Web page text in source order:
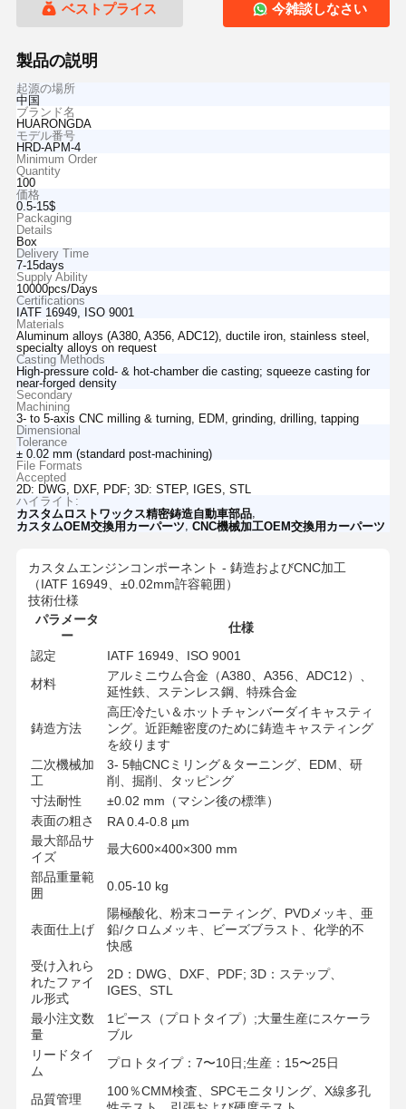
ベストプライス 今雑談しなさい
製品の説明
起源の場所
中国
ブランド名
HUARONGDA
モデル番号
HRD-APM-4
Minimum Order
Quantity
100
価格
0.5-15$
Packaging
Details
Box
Delivery Time
7-15days
Supply Ability
10000pcs/Days
Certifications
IATF 16949, ISO 9001
Materials
Aluminum alloys (A380, A356, ADC12), ductile iron, stainless steel,
specialty alloys on request
Casting Methods
High-pressure cold- & hot-chamber die casting; squeeze casting for
near-forged density
Secondary
Machining
3- to 5-axis CNC milling & turning, EDM, grinding, drilling, tapping
Dimensional
Tolerance
± 0.02 mm (standard post-machining)
File Formats
Accepted
2D: DWG, DXF, PDF; 3D: STEP, IGES, STL
ハイライト:
カスタムロストワックス精密鋳造自動車部品,
カスタムOEM交換用カーパーツ CNC機械加工OEM交換用カーパーツ
カスタムエンジンコンポーネント - 鋳造およびCNC加工
（IATF 16949、±0.02mm許容範囲）
技術仕様
パラメータ
ー
仕様
認定
IATF 16949、ISO 9001
材料
アルミニウム合金（A380、A356、ADC12）、
延性鉄、ステンレス鋼、特殊合金
鋳造方法
高圧冷たい＆ホットチャンバーダイキャスティ
ング。近距離密度のために鋳造キャスティング
を絞ります
二次機械加
工
3- 5軸CNCミリング＆ターニング、EDM、研
削、掘削、タッピング
寸法耐性
±0.02 mm（マシン後の標準）
表面の粗さ
RA 0.4-0.8 µm
最大部品サ
イズ
最大600×400×300 mm
部品重量範
囲
0.05-10 kg
表面仕上げ
陽極酸化、粉末コーティング、PVDメッキ、亜
鉛/クロムメッキ、ビーズブラスト、化学的不
快感
受け入れら
れたファイ
ル形式
2D：DWG、DXF、PDF; 3D：ステップ、
IGES、STL
最小注文数
量
1ピース（プロトタイプ）;大量生産にスケーラ
ブル
リードタイ
ム
プロトタイプ：7〜10日;生産：15〜25日
品質管理
100％CMM検査、SPCモニタリング、X線多孔